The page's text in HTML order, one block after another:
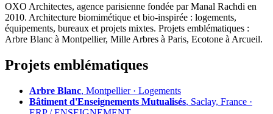
OXO Architectes, agence parisienne fondée par Manal Rachdi en
2010. Architecture biomimétique et bio-inspirée : logements,
équipements, bureaux et projets mixtes. Projets emblématiques :
Arbre Blanc à Montpellier, Mille Arbres à Paris, Ecotone à Arcueil.
Projets emblématiques
Arbre Blanc, Montpellier · Logements
Bâtiment d'Enseignements Mutualisés, Saclay, France ·